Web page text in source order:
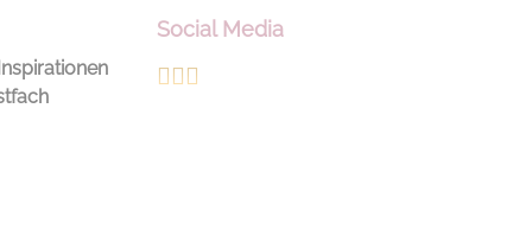
Social Media